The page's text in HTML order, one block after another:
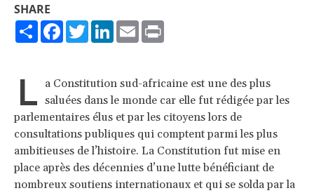
SHARE
ShareFacebook
TwitterLinkedIn
Email
L a Constitution sud-africaine est une des plus
saluées dans le monde car elle fut rédigée par les
parlementaires élus et par les citoyens lors de
consultations publiques qui comptent parmi les plus
ambitieuses de l’histoire. La Constitution fut mise en
place après des décennies d’une lutte bénéficiant de
nombreux soutiens internationaux et qui se solda par la